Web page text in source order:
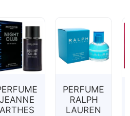
JEANNE
ARTHES
PERFUME
RALPH
LAUREN